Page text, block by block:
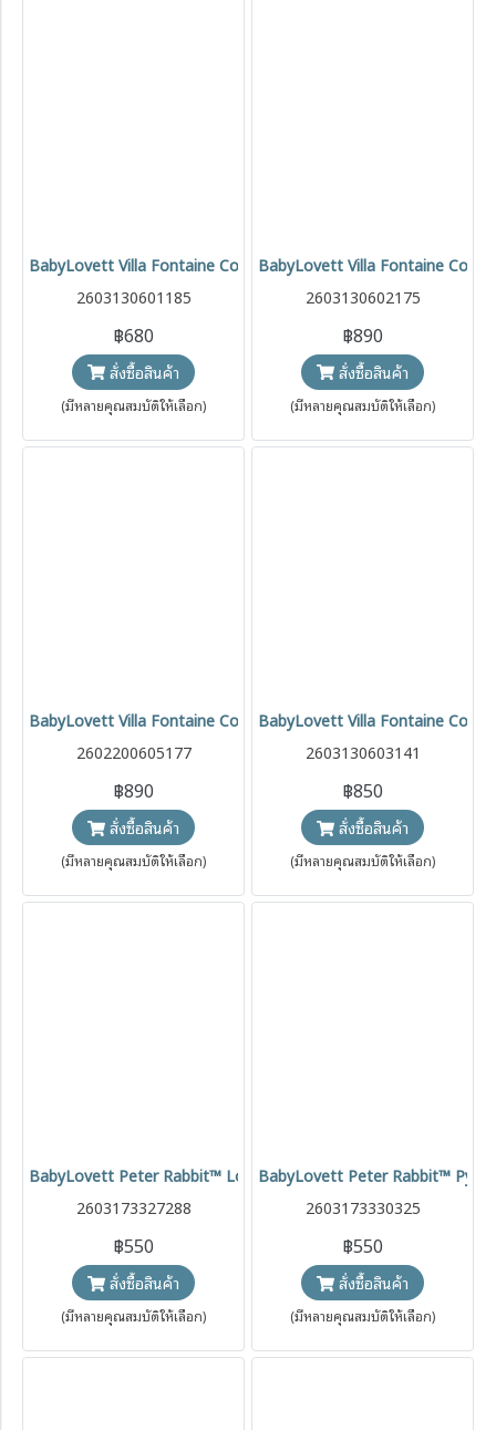
BabyLovett Villa Fontaine Collection Dress & Hair Clip ชุดเดรสเด็
2603130601185
฿680
สั่งซื้อสินค้า
(มีหลายคุณสมบัติให้เลือก)
BabyLovett Villa Fontaine
2603130602175
฿890
สั่งซื้อสินค้า
(มีหลายคุณสมบัติให้เลือก)
BabyLovett Villa Fontaine Collection Top & Skirt Set ชุดเซ็ตเด็ก 2
2602200605177
฿890
สั่งซื้อสินค้า
(มีหลายคุณสมบัติให้เลือก)
BabyLovett Villa Fontaine
2603130603141
฿850
สั่งซื้อสินค้า
(มีหลายคุณสมบัติให้เลือก)
BabyLovett Peter Rabbit™ Long Sleeve Pyjamas ชุดนอนเด็กแขนย
2603173327288
฿550
สั่งซื้อสินค้า
(มีหลายคุณสมบัติให้เลือก)
BabyLovett Peter Rabbit™
2603173330325
฿550
สั่งซื้อสินค้า
(มีหลายคุณสมบัติให้เลือก)